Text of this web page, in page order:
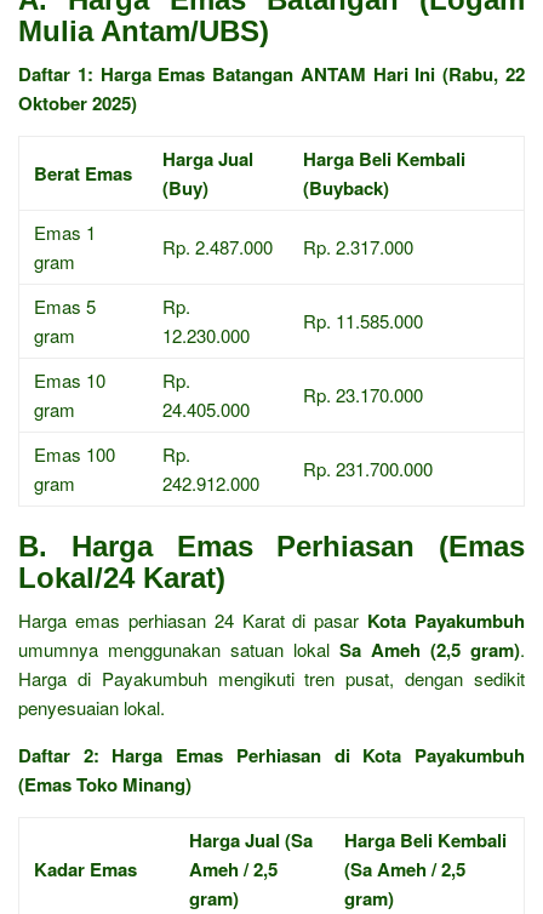
Mulia Antam/UBS)
Daftar 1: Harga Emas Batangan ANTAM Hari Ini (Rabu, 22
Oktober 2025)
Berat Emas
Harga Jual
(Buy)
Harga Beli Kembali
(Buyback)
Emas 1
gram
Rp. 2.487.000 Rp. 2.317.000
Emas 5
gram
Rp.
12.230.000
Rp. 11.585.000
Emas 10
gram
Rp.
24.405.000
Rp. 23.170.000
Emas 100
gram
Rp.
242.912.000
Rp. 231.700.000
B. Harga Emas Perhiasan (Emas
Lokal/24 Karat)
Harga emas perhiasan 24 Karat di pasar Kota Payakumbuh
umumnya menggunakan satuan lokal Sa Ameh (2,5 gram).
Harga di Payakumbuh mengikuti tren pusat, dengan sedikit
penyesuaian lokal.
Daftar 2: Harga Emas Perhiasan di Kota Payakumbuh
(Emas Toko Minang)
Kadar Emas
Harga Jual (Sa
Ameh / 2,5
gram)
Harga Beli Kembali
(Sa Ameh / 2,5
gram)